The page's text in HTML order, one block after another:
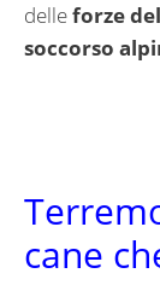
delleforze
soccorso
cane